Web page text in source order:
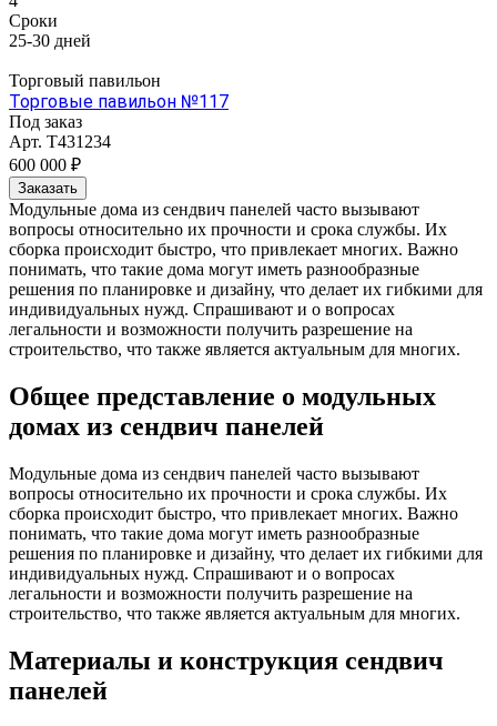
Сроки
25-30 дней
Торговый павильон
Торговые павильон №117
Под заказ
Арт. T431234
600 000 ₽
Заказать
Модульные дома из сендвич панелей часто вызывают
вопросы относительно их прочности и срока службы. Их
сборка происходит быстро, что привлекает многих. Важно
понимать, что такие дома могут иметь разнообразные
решения по планировке и дизайну, что делает их гибкими для
индивидуальных нужд. Спрашивают и о вопросах
легальности и возможности получить разрешение на
строительство, что также является актуальным для многих.
Общее представление о модульных
домах из сендвич панелей
Модульные дома из сендвич панелей часто вызывают
вопросы относительно их прочности и срока службы. Их
сборка происходит быстро, что привлекает многих. Важно
понимать, что такие дома могут иметь разнообразные
решения по планировке и дизайну, что делает их гибкими для
индивидуальных нужд. Спрашивают и о вопросах
легальности и возможности получить разрешение на
строительство, что также является актуальным для многих.
Материалы и конструкция сендвич
панелей